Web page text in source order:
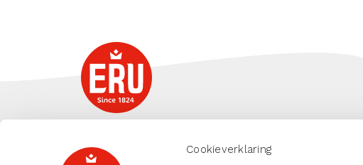
Cookieverklaring
OVER ONS CONTACT